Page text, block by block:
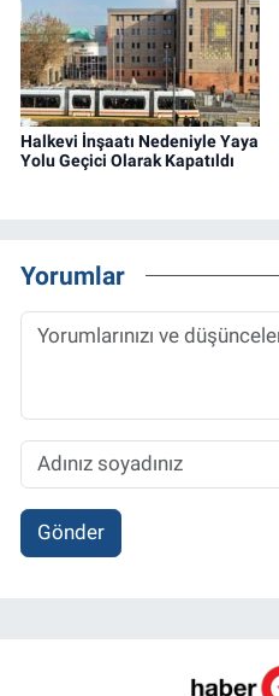
Halkevi İnşaatı Nedeniyle Yaya
Yolu Geçici Olarak Kapatıldı
Yorumlar
Gönder